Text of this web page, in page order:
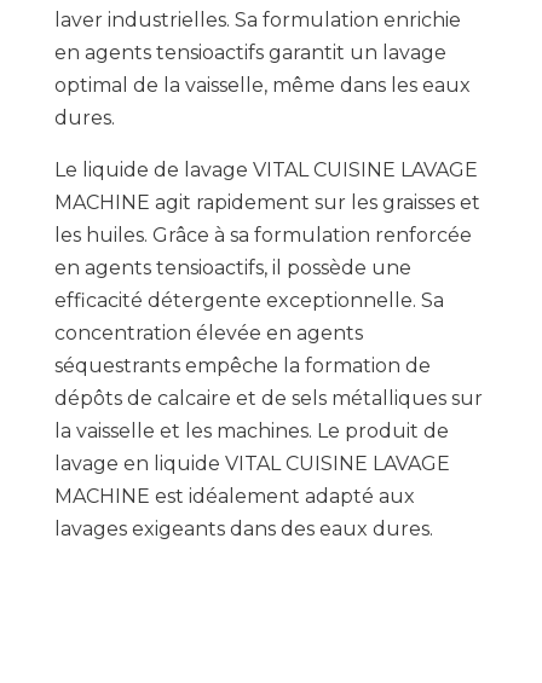
laver industrielles. Sa formulation enrichie
en agents tensioactifs garantit un lavage
optimal de la vaisselle, même dans les eaux
dures.
Le liquide de lavage VITAL CUISINE LAVAGE
MACHINE agit rapidement sur les graisses et
les huiles. Grâce à sa formulation renforcée
en agents tensioactifs, il possède une
efficacité détergente exceptionnelle. Sa
concentration élevée en agents
séquestrants empêche la formation de
dépôts de calcaire et de sels métalliques sur
la vaisselle et les machines. Le produit de
lavage en liquide VITAL CUISINE LAVAGE
MACHINE est idéalement adapté aux
lavages exigeants dans des eaux dures.